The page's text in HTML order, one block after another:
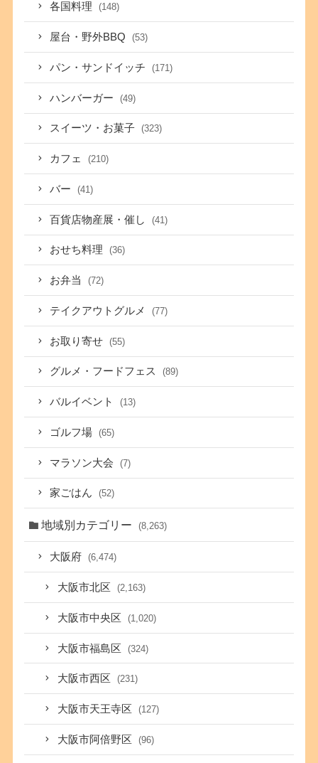
各国料理 (148)
屋台・野外BBQ (53)
パン・サンドイッチ (171)
ハンバーガー (49)
スイーツ・お菓子 (323)
カフェ (210)
バー (41)
百貨店物産展・催し (41)
おせち料理 (36)
お弁当 (72)
テイクアウトグルメ (77)
お取り寄せ (55)
グルメ・フードフェス (89)
バルイベント (13)
ゴルフ場 (65)
マラソン大会 (7)
家ごはん (52)
地域別カテゴリー (8,263)
大阪府 (6,474)
大阪市北区 (2,163)
大阪市中央区 (1,020)
大阪市福島区 (324)
大阪市西区 (231)
大阪市天王寺区 (127)
大阪市阿倍野区 (96)